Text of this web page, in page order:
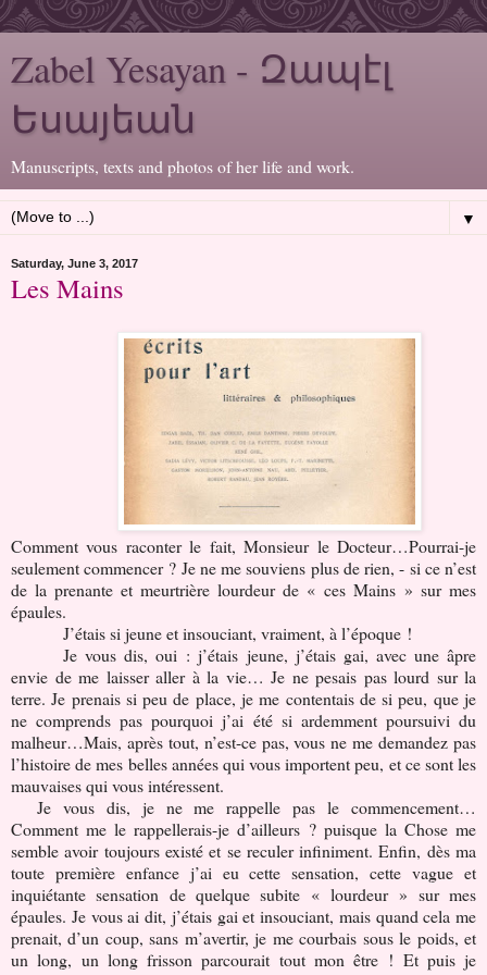
Zabel Yesayan - Զապէլ
Եսայեան
Manuscripts, texts and photos of her life and work.
▼
Saturday, June 3, 2017
Les Mains
Comment vous raconter le fait, Monsieur le Docteur…Pourrai-je
seulement commencer ? Je ne me souviens plus de rien, - si ce n’est
de la prenante et meurtrière lourdeur de « ces Mains » sur mes
épaules.
J’étais si jeune et insouciant, vraiment, à l’époque !
Je vous dis, oui : j’étais jeune, j’étais gai, avec une âpre
envie de me laisser aller à la vie… Je ne pesais pas lourd sur la
terre. Je prenais si peu de place, je me contentais de si peu, que je
ne comprends pas pourquoi j’ai été si ardemment poursuivi du
malheur…Mais, après tout, n’est-ce pas, vous ne me demandez pas
l’histoire de mes belles années qui vous importent peu, et ce sont les
mauvaises qui vous intéressent.
Je vous dis, je ne me rappelle pas le commencement…
Comment me le rappellerais-je d’ailleurs ? puisque la Chose me
semble avoir toujours existé et se reculer infiniment. Enfin, dès ma
toute première enfance j’ai eu cette sensation, cette vague et
inquiétante sensation de quelque subite « lourdeur » sur mes
épaules. Je vous ai dit, j’étais gai et insouciant, mais quand cela me
prenait, d’un coup, sans m’avertir, je me courbais sous le poids, et
un long, un long frisson parcourait tout mon être ! Et puis je